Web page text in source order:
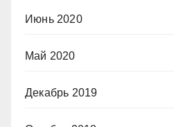
Июнь 2020
Май 2020
Декабрь 2019